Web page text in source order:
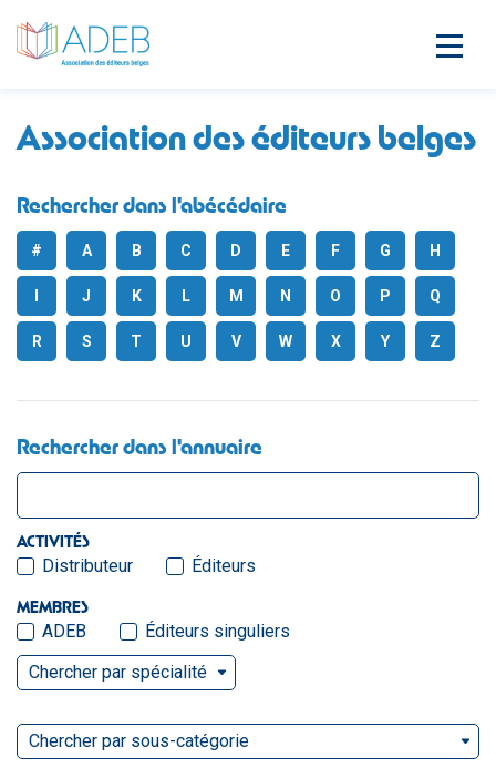
Association des éditeurs belges
Rechercher dans l'abécédaire
# A B C D E F G H
J K L M N O P Q
R S T U V W X Y Z
Rechercher dans l'annuaire
ACTIVITÉS
Distributeur Éditeurs
MEMBRES
ADEB
Éditeurs singuliers
Chercher par spécialité
Chercher par sous-catégorie